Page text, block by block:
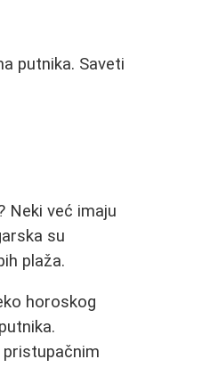
putnika. Saveti
Neki već imaju
su
plaža.
horoskog